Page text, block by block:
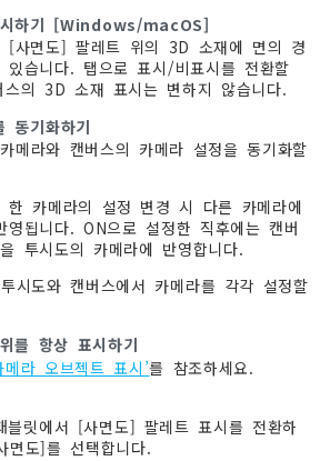
시하기 [Windows/macOS]
[사면도] 팔레트 위의 3D 소재에 면의 경
습니다. 탭으로 표시/비표시를 전환할
스의 3D 소재 표시는 변하지 않습니다.
동기화하기
메라와 캔버스의 카메라 설정을 동기화할
한 카메라의 설정 변경 시 다른 카메라에
됩니다. ON으로 설정한 직후에는 캔버
투시도의 카메라에 반영합니다.
시도와 캔버스에서 카메라를 각각 설정할
를 항상 표시하기
메라 오브젝트 표시’를 참조하세요.
릿에서 [사면도] 팔레트 표시를 전환하
도]를 선택합니다.